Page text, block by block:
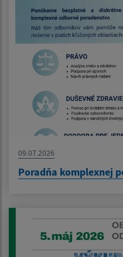
09.07.2026
Poradňa komplexnej